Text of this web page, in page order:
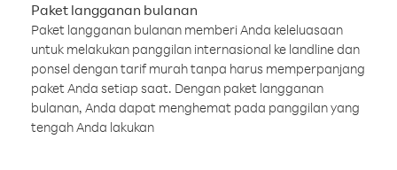
Paket langganan bulanan
Paket langganan bulanan memberi Anda keleluasaan
untuk melakukan panggilan internasional ke landline dan
ponsel dengan tarif murah tanpa harus memperpanjang
paket Anda setiap saat. Dengan paket langganan
bulanan, Anda dapat menghemat pada panggilan yang
tengah Anda lakukan